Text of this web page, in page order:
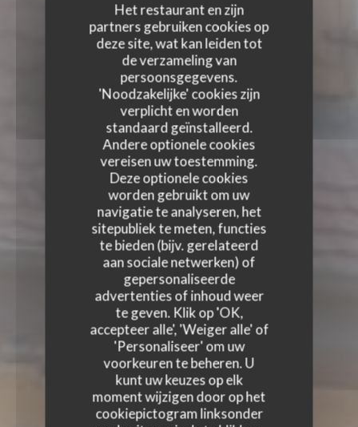
Het restaurant en zijn
partners gebruiken cookies op
deze site, wat kan leiden tot
de verzameling van
persoonsgegevens.
'Noodzakelijke' cookies zijn
verplicht en worden
standaard geïnstalleerd.
Andere optionele cookies
vereisen uw toestemming.
Deze optionele cookies
worden gebruikt om uw
navigatie te analyseren, het
sitepubliek te meten, functies
te bieden (bijv. gerelateerd
aan sociale netwerken) of
gepersonaliseerde
advertenties of inhoud weer
te geven. Klik op 'OK,
accepteer alle', 'Weiger alle' of
'Personaliseer' om uw
voorkeuren te beheren. U
kunt uw keuzes op elk
moment wijzigen door op het
cookiepictogram linksonder